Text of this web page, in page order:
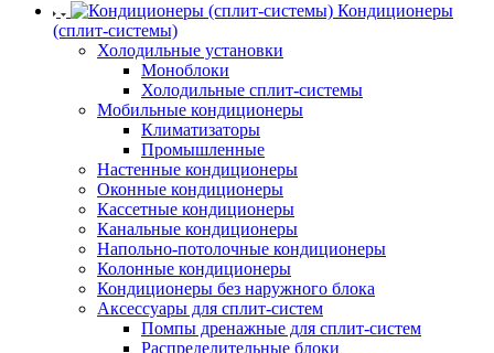
Кондиционеры
(сплит-системы)
Холодильные установки
Моноблоки
Холодильные сплит-системы
Мобильные кондиционеры
Климатизаторы
Промышленные
Настенные кондиционеры
Оконные кондиционеры
Кассетные кондиционеры
Канальные кондиционеры
Напольно-потолочные кондиционеры
Колонные кондиционеры
Кондиционеры без наружного блока
Аксессуары для сплит-систем
Помпы дренажные для сплит-систем
Распределительные блоки